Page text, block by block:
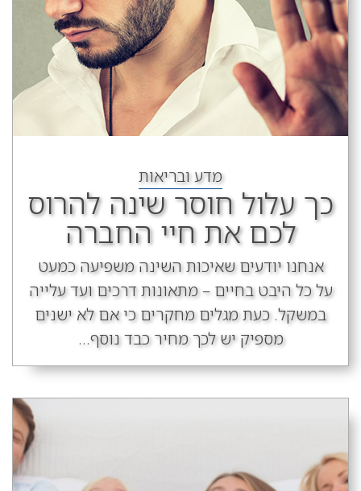
מדע ובריאות
כך עלול חוסר שינה להרוס
לכם את חיי החברה
אנחנו יודעים שאיכות השינה משפיעה כמעט
על כל היבט בחיים – מתאונות דרכים ועד עלייה
במשקל. כעת מגלים מחקרים כי אם לא ישנים
מספיק יש לכך מחיר כבד נוסף...